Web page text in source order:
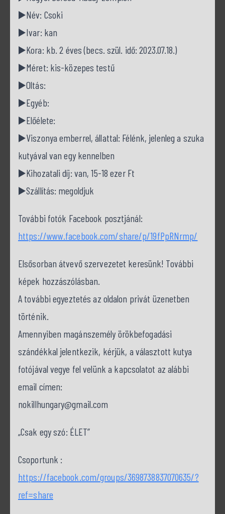
▶️Név: Csoki
▶️Ivar: kan
▶️Kora: kb. 2 éves (becs. szül. idő: 2023.07.18.)
▶️Méret: kis-közepes testű
▶️Oltás:
▶️Egyéb:
▶️Előélete:
▶️Viszonya emberrel, állattal: Félénk, jelenleg a szuka
kutyával van egy kennelben
▶️Kihozatali díj: van, 15-18 ezer Ft
▶️Szállítás: megoldjuk
További fotók Facebook posztjánál:
https://www.facebook.com/share/p/19fPpRNrmp/
Elsősorban átvevő szervezetet keresünk! További
képek hozzászólásban.
A további egyeztetés az oldalon privát üzenetben
történik.
Amennyiben magánszemély örökbefogadási
szándékkal jelentkezik, kérjük, a választott kutya
fotójával vegye fel velünk a kapcsolatot az alábbi
email címen:
nokillhungary@gmail.com
„Csak egy szó: ÉLET”
Csoportunk :
https://facebook.com/groups/3698738837070635/?
ref=share